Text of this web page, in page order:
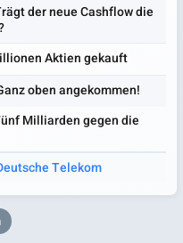
der neue Cashflow die
Aktien gekauft
oben angekommen!
Milliarden gegen die
Telekom